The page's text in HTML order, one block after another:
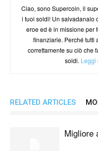
Ciao, sono Supercoin, il
i tuoi soldi! Un salvadanaio
eroe ed è in missione per
finanziarie. Perché tutti
correttamente su ciò che
soldi. Leggi
RELATED ARTICLES
Migliore